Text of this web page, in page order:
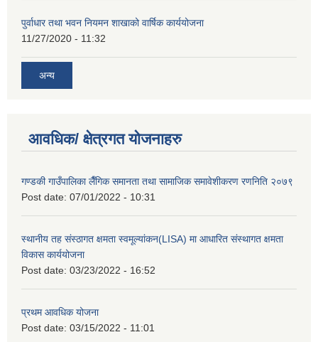
पुर्वाधार तथा भवन नियमन शाखाको वार्षिक कार्ययोजना
11/27/2020 - 11:32
अन्य
आवधिक/ क्षेत्रगत योजनाहरु
गण्डकी गाउँपालिका लैँगिक समानता तथा सामाजिक समावेशीकरण रणनिति २०७९
Post date: 07/01/2022 - 10:31
स्थानीय तह संस्ठागत क्षमता स्वमूल्यांकन(LISA) मा आधारित संस्थागत क्षमता
विकास कार्ययोजना
Post date: 03/23/2022 - 16:52
प्रथम आवधिक योजना
Post date: 03/15/2022 - 11:01